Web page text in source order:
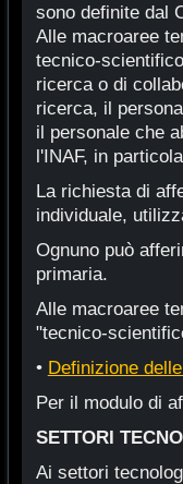
sono definite dal
Alle macroaree
tecnico-
ricerca o di
ricerca, il
il personale che
l'INAF, in
La richiesta di
individuale,
Ognuno può
primaria.
Alle macroaree
"tecnico-
• Definizione
Per il modulo di
SETTORI
Ai settori